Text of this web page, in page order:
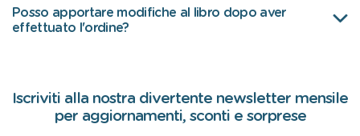
Posso apportare modifiche al libro dopo aver
effettuato l'ordine?
Iscriviti alla nostra divertente newsletter mensile
per aggiornamenti, sconti e sorprese